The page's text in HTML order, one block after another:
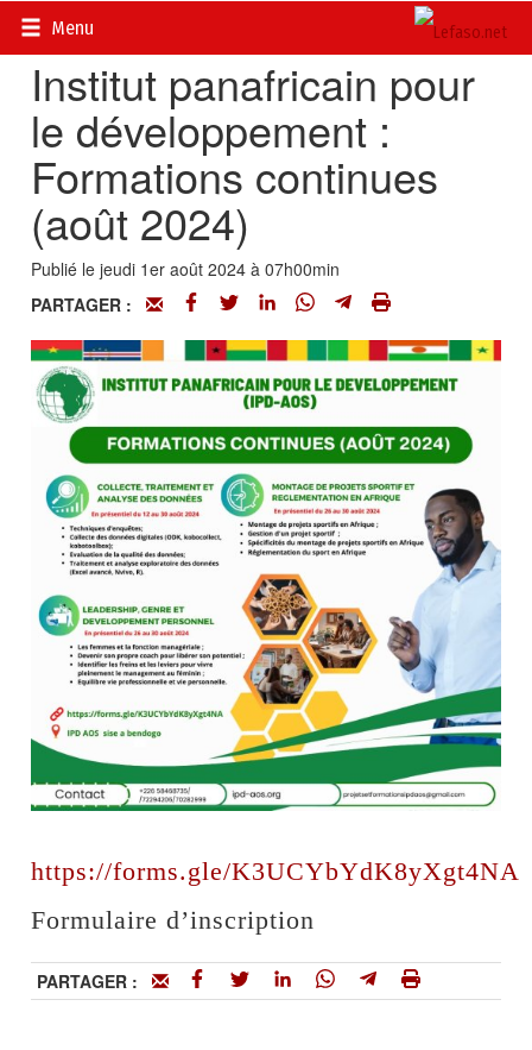
Menu
Accueil>
Institut panafricain pour
le développement :
Formations continues
(août 2024)
Publié le jeudi 1er août 2024 à 07h00min
PARTAGER :
https://forms.gle/K3UCYbYdK8yXgt4NA
Formulaire d’inscription
PARTAGER :